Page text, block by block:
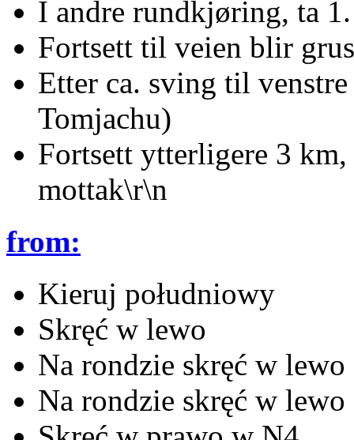
I andre rundkjøring, ta
Fortsett til veien blir
Etter ca. sving til
Tomjachu)
Fortsett ytterligere 3
mottak\r\n
from:
Kieruj południowy
Skręć w lewo
Na rondzie skręć w lewo
Na rondzie skręć w